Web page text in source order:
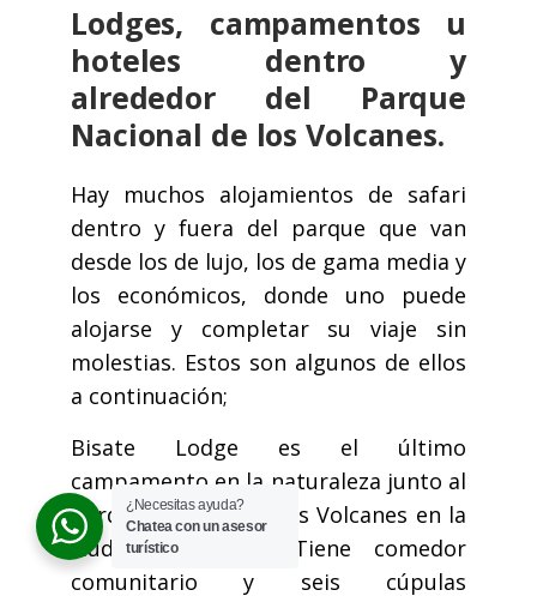
Lodges, campamentos u
hoteles dentro y
alrededor del Parque
Nacional de los Volcanes.
Hay muchos alojamientos de safari
dentro y fuera del parque que van
desde los de lujo, los de gama media y
los económicos, donde uno puede
alojarse y completar su viaje sin
molestias. Estos son algunos de ellos
a continuación;
Bisate Lodge es el último
campamento en la naturaleza junto al
parque nacional de los Volcanes en la
ciudad de Kinigi. Tiene comedor
comunitario y seis cúpulas
¿Necesitas ayuda?
Chatea con un asesor
turístico